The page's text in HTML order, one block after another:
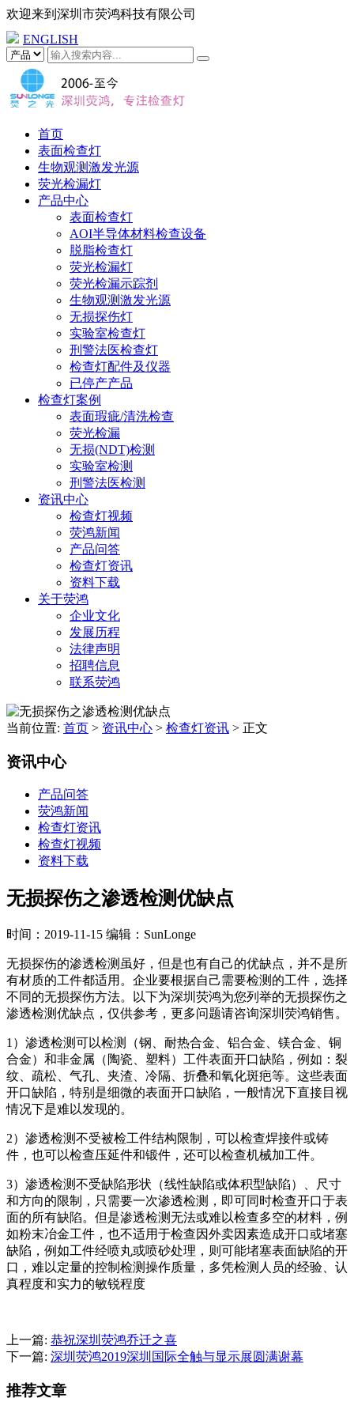
欢迎来到 深圳市荧鸿科技有限公司
ENGLISH
首页
表面检查灯
生物观测激发光源
荧光检漏灯
产品中心
表面检查灯
AOI半导体材料检查设备
脱脂检查灯
荧光检漏灯
荧光检漏示踪剂
生物观测激发光源
无损探伤灯
实验室检查灯
刑警法医检查灯
检查灯配件及仪器
已停产产品
检查灯案例
表面瑕疵/清洗检查
荧光检漏
无损(NDT)检测
实验室检测
刑警法医检测
资讯中心
检查灯视频
荧鸿新闻
产品问答
检查灯资讯
资料下载
关于荧鸿
企业文化
发展历程
法律声明
招聘信息
联系荧鸿
当前位置: 首页 > 资讯中心 > 检查灯资讯 > 正文
资讯中心
产品问答
荧鸿新闻
检查灯资讯
检查灯视频
资料下载
无损探伤之渗透检测优缺点
时间：2019-11-15 编辑：SunLonge
无损探伤的渗透检测虽好，但是也有自己的优缺点，并不是所
有材质的工件都适用。企业要根据自己需要检测的工件，选择
不同的无损探伤方法。以下为深圳荧鸿为您列举的无损探伤之
渗透检测优缺点，仅供参考，更多问题请咨询深圳荧鸿销售。
1）渗透检测可以检测（钢、耐热合金、铝合金、镁合金、铜
合金）和非金属（陶瓷、塑料）工件表面开口缺陷，例如：裂
纹、疏松、气孔、夹渣、冷隔、折叠和氧化斑疤等。这些表面
开口缺陷，特别是细微的表面开口缺陷，一般情况下直接目视
情况下是难以发现的。
2）渗透检测不受被检工件结构限制，可以检查焊接件或铸
件，也可以检查压延件和锻件，还可以检查机械加工件。
3）渗透检测不受缺陷形状（线性缺陷或体积型缺陷）、尺寸
和方向的限制，只需要一次渗透检测，即可同时检查开口于表
面的所有缺陷。但是渗透检测无法或难以检查多空的材料，例
如粉末冶金工件，也不适用于检查因外卖因素造成开口或堵塞
缺陷，例如工件经喷丸或喷砂处理，则可能堵塞表面缺陷的开
口，难以定量的控制检测操作质量，多凭检测人员的经验、认
真程度和实力的敏锐程度
上一篇: 恭祝深圳荧鸿乔迁之喜
下一篇: 深圳荧鸿2019深圳国际全触与显示展圆满谢幕
推荐文章